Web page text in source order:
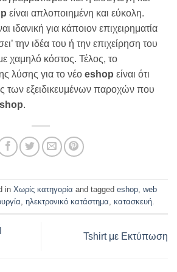
είναι απλοποιημένη και εύκολη.
ιδανική για κάποιον επιχειρηματία
την ιδέα του ή την επιχείρηση του
χαμηλό κόστος. Τέλος, το
λύσης για το νέο eshop είναι ότι
των εξειδικευμένων παροχών που
.
in Χωρίς κατηγορία and tagged eshop, web
, ηλεκτρονικό κατάστημα, κατασκευή.
Tshirt με Εκτύπωση